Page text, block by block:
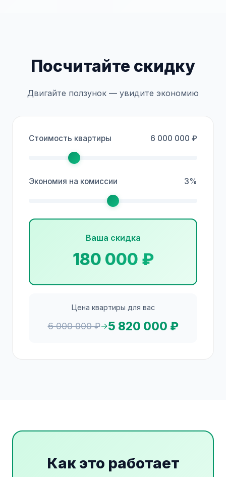
Посчитайте скидку
Двигайте ползунок — увидите экономию
Стоимость квартиры 6 000 000 ₽
Экономия на комиссии 3%
Ваша скидка
180 000 ₽
Цена квартиры для вас
6 000 000 ₽→5 820 000 ₽
Как это работает